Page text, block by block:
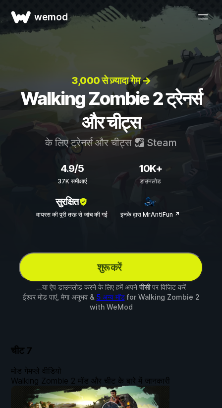
wemod
3,000 से ज़्यादा गेम →
Walking Zombie 2 ट्रेनर्स
और चीट्स
के लिए ट्रेनर्स और चीट्स Steam
4.9/5
37K समीक्षाएं
10K+
डाउनलोड
सुरक्षित
वायरस की पूरी तरह से जांच की गई इनके द्वारा MrAntiFun ↗
शुरू करें
...या ऐप डाउनलोड करने के लिए हमें अपने पीसीपर विज़िट करें
ईश्वर मोड पाएं, मेगा अनुभव & 5 अन्य मॉडfor Walking Zombie 2
with WeMod
चीट 7
मोड गेमप्ले वीडियो
Walking Zombie 2 मॉड और चीट के बारे में जानकारी